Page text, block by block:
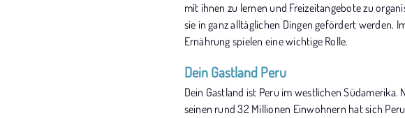
mit ihnen zu lernen und Freizeitangebote zu
sie in ganz alltäglichen Dingen gefördert werden.
Ernährung spielen eine wichtige Rolle.
Dein Gastland Peru
Dein Gastland ist Peru im westlichen
seinen rund 32 Millionen Einwohnern hat sich